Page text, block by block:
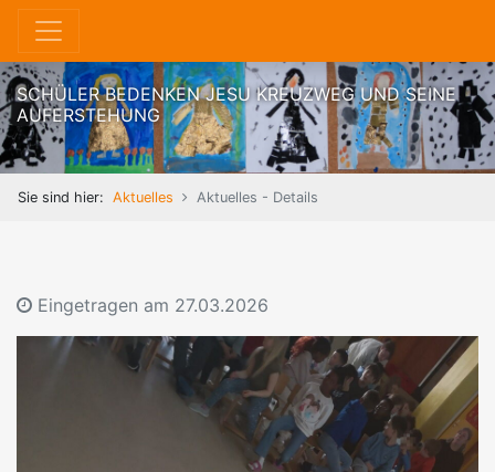
SCHÜLER BEDENKEN JESU KREUZWEG UND SEINE
AUFERSTEHUNG
Sie sind hier: Aktuelles Aktuelles - Details
Eingetragen am 27.03.2026